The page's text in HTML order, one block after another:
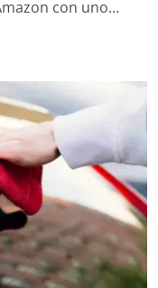
con uno…